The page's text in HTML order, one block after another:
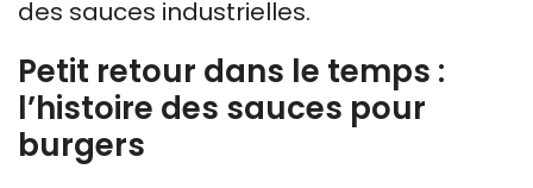
des sauces industrielles.
Petit retour dans le temps :
l’histoire des sauces pour
burgers